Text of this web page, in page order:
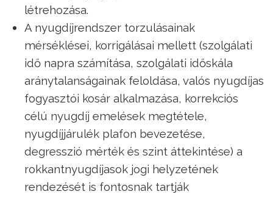
létrehozása.
A nyugdíjrendszer torzulásainak
mérséklései, korrigálásai mellett (szolgálati
idő napra számítása, szolgálati időskála
aránytalanságainak feloldása, valós nyugdíjas
fogyasztói kosár alkalmazása, korrekciós
célú nyugdíj emelések megtétele,
nyugdíjjárulék plafon bevezetése,
degresszió mérték és szint áttekintése) a
rokkantnyugdíjasok jogi helyzetének
rendezését is fontosnak tartják